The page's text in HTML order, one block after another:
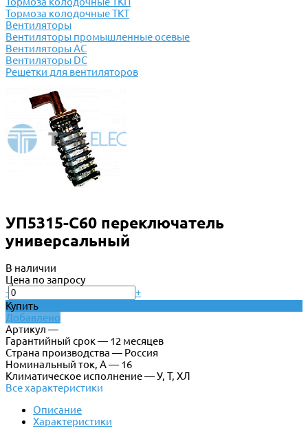
Тормоза колодочные ТКТ
Вентиляторы
Вентиляторы промышленные осевые
Вентиляторы АС
Вентиляторы DC
Решетки для вентиляторов
УП5315-С60 переключатель
универсальный
В наличии
Цена по запросу
-
+
Купить
Добавлено
Артикул —
Гарантийный срок — 12 месяцев
Страна производства — Россия
Номинальный ток, А — 16
Климатическое исполнение — У, Т, ХЛ
Все характеристики
Описание
Характеристики